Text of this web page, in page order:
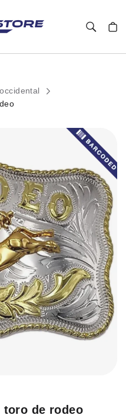
de rodeo